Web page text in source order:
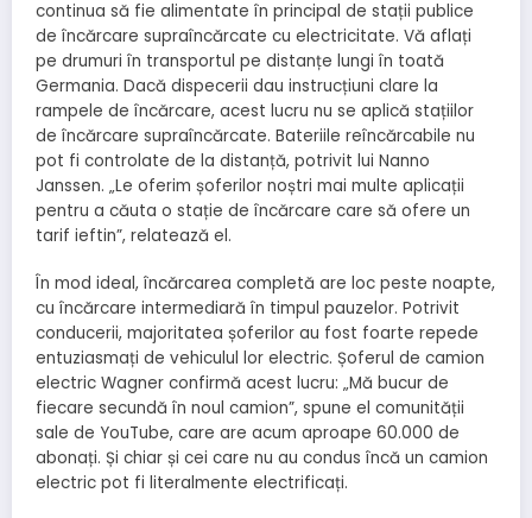
continua să fie alimentate în principal de stații publice
de încărcare supraîncărcate cu electricitate. Vă aflați
pe drumuri în transportul pe distanțe lungi în toată
Germania. Dacă dispecerii dau instrucțiuni clare la
rampele de încărcare, acest lucru nu se aplică stațiilor
de încărcare supraîncărcate. Bateriile reîncărcabile nu
pot fi controlate de la distanță, potrivit lui Nanno
Janssen. „Le oferim șoferilor noștri mai multe aplicații
pentru a căuta o stație de încărcare care să ofere un
tarif ieftin”, relatează el.
În mod ideal, încărcarea completă are loc peste noapte,
cu încărcare intermediară în timpul pauzelor. Potrivit
conducerii, majoritatea șoferilor au fost foarte repede
entuziasmați de vehiculul lor electric. Șoferul de camion
electric Wagner confirmă acest lucru: „Mă bucur de
fiecare secundă în noul camion”, spune el comunității
sale de YouTube, care are acum aproape 60.000 de
abonați. Și chiar și cei care nu au condus încă un camion
electric pot fi literalmente electrificați.